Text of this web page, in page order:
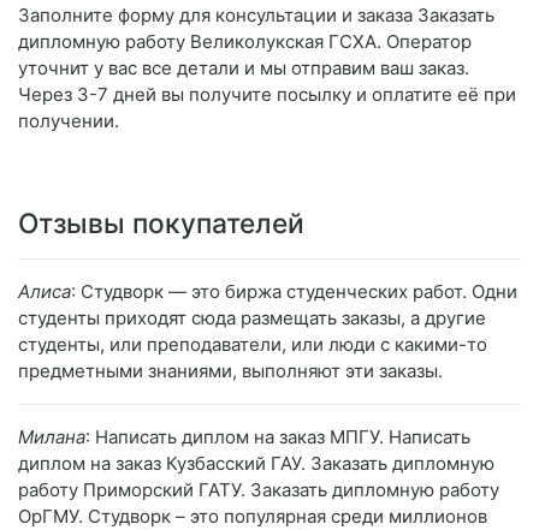
Заполните форму для консультации и заказа Заказать
дипломную работу Великолукская ГСХА. Оператор
уточнит у вас все детали и мы отправим ваш заказ.
Через 3-7 дней вы получите посылку и оплатите её при
получении.
Отзывы покупателей
Алиса: Студворк — это биржа студенческих работ. Одни
студенты приходят сюда размещать заказы, а другие
студенты, или преподаватели, или люди с какими-то
предметными знаниями, выполняют эти заказы.
Милана: Написать диплом на заказ МПГУ. Написать
диплом на заказ Кузбасский ГАУ. Заказать дипломную
работу Приморский ГАТУ. Заказать дипломную работу
ОрГМУ. Студворк – это популярная среди миллионов